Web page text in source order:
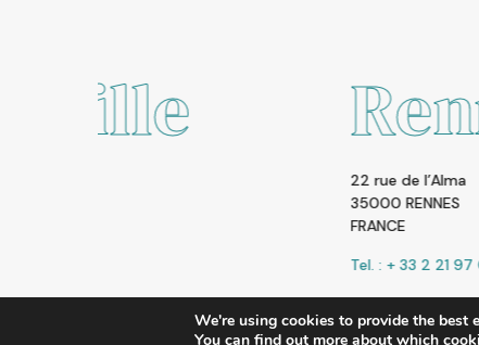
Rennes
Tel. : + 33 2 21 97 00 00
We're using cookies to provide the best
You can find out more about which